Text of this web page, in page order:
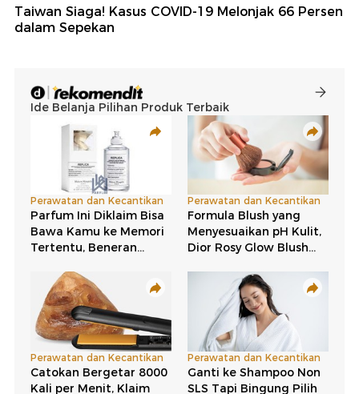
Taiwan Siaga! Kasus COVID-19 Melonjak 66 Persen
dalam Sepekan